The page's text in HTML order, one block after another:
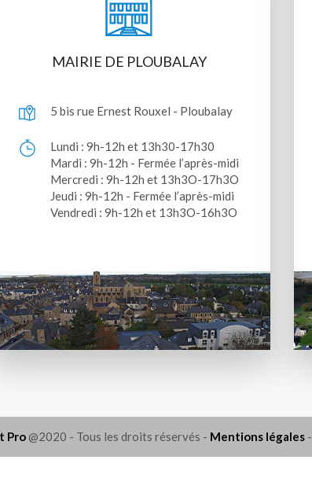
MAIRIE DE PLOUBALAY
5 bis rue Ernest Rouxel - Ploubalay
Lundi : 9h-12h et 13h30-17h30
Mardi : 9h-12h - Fermée l’après-midi
Mercredi : 9h-12h et 13h3O-17h3O
Jeudi : 9h-12h - Fermée l’après-midi
Vendredi : 9h-12h et 13h3O-16h3O
Pro@2020 - Tous les droits réservés - Mentions légales-